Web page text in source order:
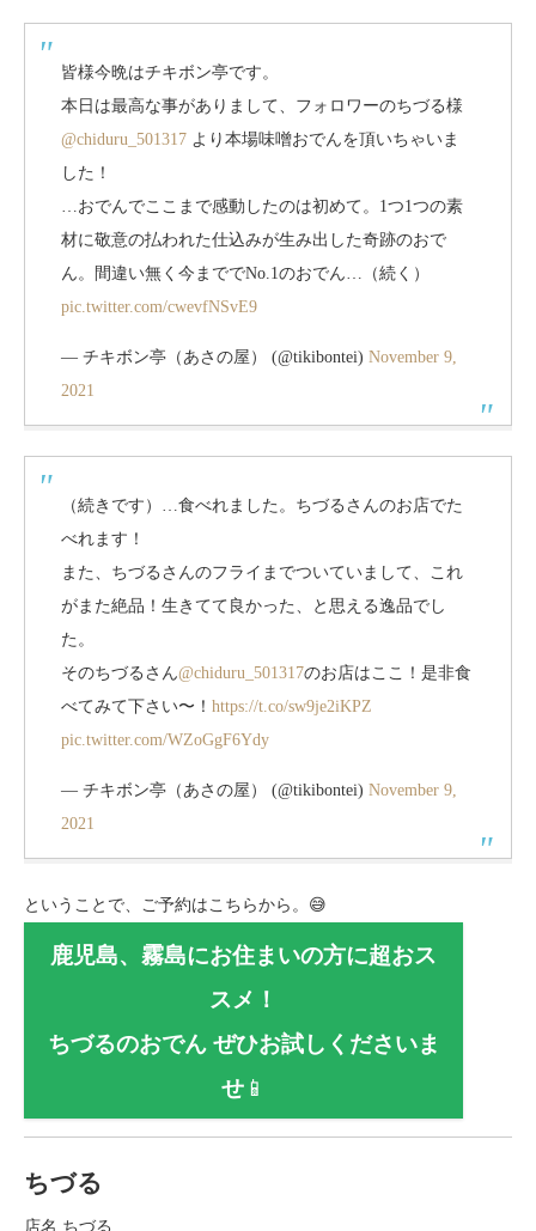
皆様今晩はチキボン亭です。
本日は最高な事がありまして、フォロワーのちづる様
@chiduru_501317 より本場味噌おでんを頂いちゃいま
した！
…おでんでここまで感動したのは初めて。1つ1つの素
材に敬意の払われた仕込みが生み出した奇跡のおで
ん。間違い無く今まででNo.1のおでん…（続く）
pic.twitter.com/cwevfNSvE9
— チキボン亭（あさの屋） (@tikibontei) November 9,
2021
（続きです）…食べれました。ちづるさんのお店でた
べれます！
また、ちづるさんのフライまでついていまして、これ
がまた絶品！生きてて良かった、と思える逸品でし
た。
そのちづるさん@chiduru_501317のお店はここ！是非食
べてみて下さい〜！ https://t.co/sw9je2iKPZ
pic.twitter.com/WZoGgF6Ydy
— チキボン亭（あさの屋） (@tikibontei) November 9,
2021
ということで、ご予約はこちらから。😅
鹿児島、霧島にお住まいの方に超おス
スメ！
ちづるのおでん ぜひお試しくださいま
せ📱
ちづる
店名 ちづる